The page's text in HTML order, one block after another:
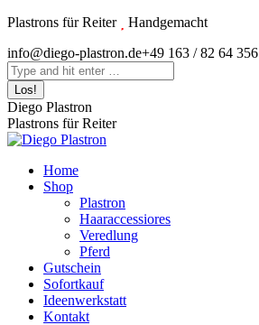
Zum
springen
Plastrons für Reiter
Handgemacht
Instagram
page
opens
in
new
window
info@diego-plastron.de+49 163 / 82 64 356
Search:
Diego Plastron
Plastrons für Reiter
Home
Shop
Plastron
Haaraccessiores
Veredlung
Pferd
Gutschein
Sofortkauf
Ideenwerkstatt
Kontakt